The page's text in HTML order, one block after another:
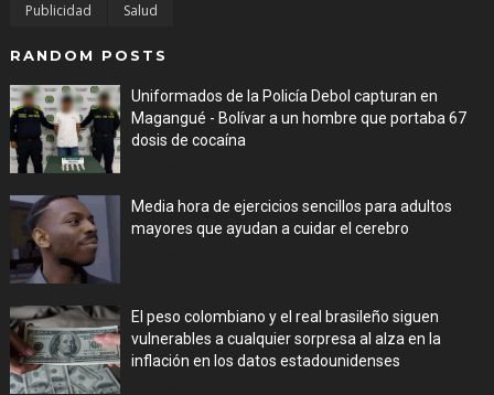
Publicidad Salud
RANDOM POSTS
Uniformados de la Policía Debol capturan en
Magangué - Bolívar a un hombre que portaba 67
dosis de cocaína
Media hora de ejercicios sencillos para adultos
mayores que ayudan a cuidar el cerebro
El peso colombiano y el real brasileño siguen
vulnerables a cualquier sorpresa al alza en la
inflación en los datos estadounidenses